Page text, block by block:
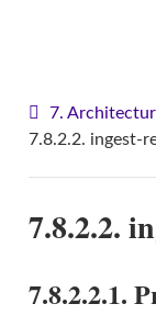
7.
7.8.2.2. ingest-
7.8.2.2.
7.8.2.2.1.